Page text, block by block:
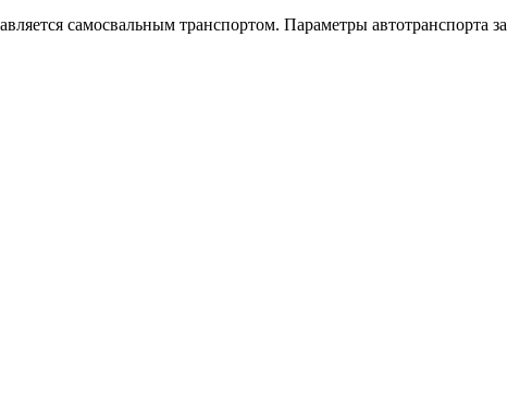
самосвальным транспортом. Параметры автотранспорта